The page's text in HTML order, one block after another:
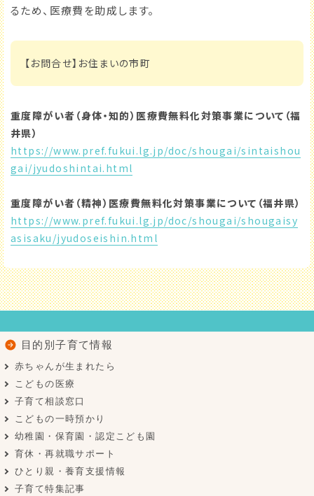
るため、医療費を助成します。
【お問合せ】お住まいの市町
重度障がい者（身体・知的）医療費無料化対策事業について（福
井県）
https://www.pref.fukui.lg.jp/doc/shougai/sintaishou
gai/jyudoshintai.html
重度障がい者（精神）医療費無料化対策事業について（福井県）
https://www.pref.fukui.lg.jp/doc/shougai/shougaisy
asisaku/jyudoseishin.html
目的別子育て情報
赤ちゃんが生まれたら
こどもの医療
子育て相談窓口
こどもの一時預かり
幼稚園・保育園・認定こども園
育休・再就職サポート
ひとり親・養育支援情報
子育て特集記事